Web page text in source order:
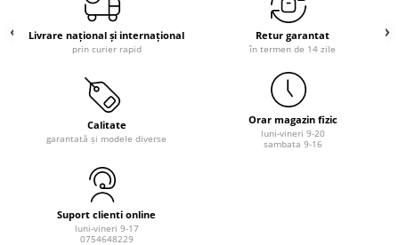
Livrare național și internațional
prin curier rapid
Retur garantat
în termen de 14 zile
Calitate
garantată și modele diverse
Orar magazin fizic
luni-vineri 9-20
sambata 9-16
Suport clienti online
luni-vineri 9-17
0754648229